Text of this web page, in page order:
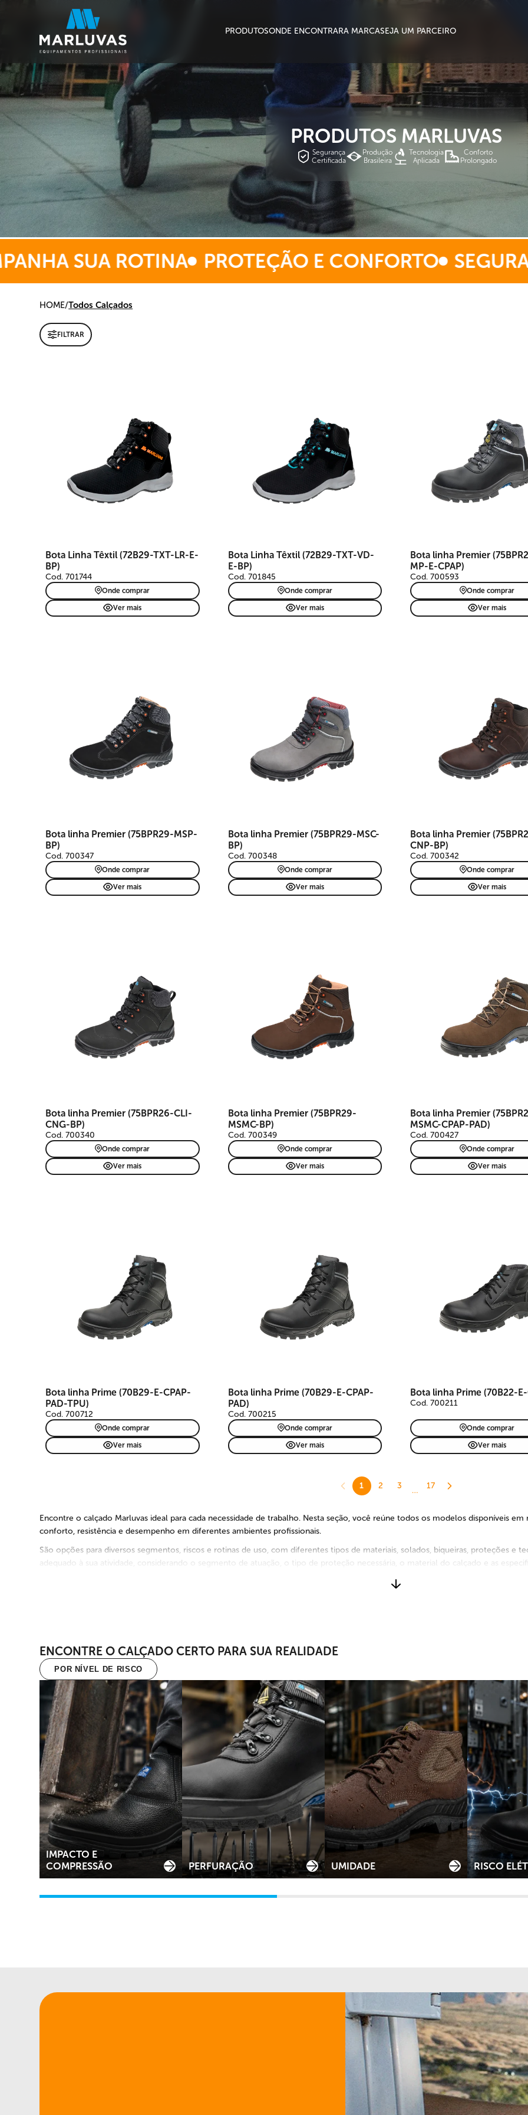
PRODUTOSONDE ENCONTRARA MARCASEJA UM PARCEIRO
PRODUTOS MARLUVAS
Segurança
Certificada
Produção
Brasileira
Tecnologia
Aplicada
Conforto
Prolongado
SUA ROTINA PROTEÇÃO E CONFORTO SEGURANÇA
HOME/Todos Calçados
FILTRAR
Bota Linha Têxtil (72B29-TXT-LR-E-
BP)
Cod. 701744
Onde comprar
Ver mais
Bota Linha Têxtil (72B29-TXT-VD-
E-BP)
Cod. 701845
Onde comprar
Ver mais
Bota linha Premier
MP-E-CPAP)
Cod. 700593
Onde comprar
Ver mais
Bota linha Premier (75BPR29-MSP-
BP)
Cod. 700347
Onde comprar
Ver mais
Bota linha Premier (75BPR29-MSC-
BP)
Cod. 700348
Onde comprar
Ver mais
Bota linha Premier
CNP-BP)
Cod. 700342
Onde comprar
Ver mais
Bota linha Premier (75BPR26-CLI-
CNG-BP)
Cod. 700340
Onde comprar
Ver mais
Bota linha Premier (75BPR29-
MSMC-BP)
Cod. 700349
Onde comprar
Ver mais
Bota de segurança Premier
couro nubuck marrom claro,
indicada para mecânicas,
montadoras e produção.
metais, possui cadarço
passadores em nylon,
composite, refletivos, TPU
Torsion, solado PU
Bota linha Premier
MSMC-CPAP-PAD)
Cod. 700427
Onde comprar
Ver mais
Bota linha Prime (70B29-E-CPAP-
PAD-TPU)
Cod. 700712
Onde comprar
Ver mais
Bota linha Prime (70B29-E-CPAP-
PAD)
Cod. 700215
Onde comprar
Ver mais
Bota linha Prime (70B22-E-
Cod. 700211
Onde comprar
Ver mais
1 2 3 … 17
Encontre o calçado Marluvas ideal para cada necessidade de trabalho. Nesta seção, você reúne todos os modelos disponíveis
conforto, resistência e desempenho em diferentes ambientes profissionais.
São opções para diversos segmentos, riscos e rotinas de uso, com diferentes tipos de materiais, solados, biqueiras, proteções e
adequado à sua atividade, considerando o segmento de atuação, o tipo de proteção necessária, o material do calçado e as
A escolha correta do calçado de segurança contribui para a prevenção de acidentes, o bem-estar do trabalhador e uma jornada
ENCONTRE O CALÇADO CERTO PARA SUA REALIDADE
POR NÍVEL DE RISCO
IMPACTO E
COMPRESSÃO
IMPACTO E
COMPRESSÃO
Proteção contra quedas de objetos,
impactos acidentais e compressão
dos pés causada por máquinas,
equipamentos ou veículos.
PERFURAÇÃO
PERFURAÇÃO
Proteção contra objetos
pontiagudos ou cortantes que
possam perfurar ou causar lesões na
sola dos pés.
UMIDADE
UMIDADE
Indicado para ambientes com
presença de umidade, respingos
leves ou pisos úmidos, oferecendo
mais conforto e segurança.
RISCO
RISCO
Proteção para
a riscos
o risco de
adequadas de